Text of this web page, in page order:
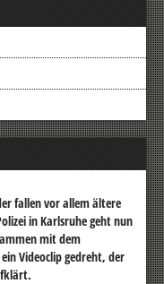
fallen vor allem ältere
in Karlsruhe geht nun
mit dem
Videoclip gedreht, der